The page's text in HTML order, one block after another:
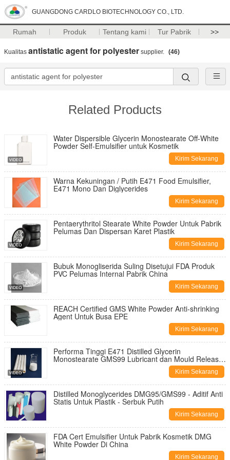
GUANGDONG CARDLO BIOTECHNOLOGY CO., LTD.
Rumah Produk Tentang kami Tur Pabrik >>
Kualitas antistatic agent for polyester supplier. (46)
Related Products
Water Dispersible Glycerin Monostearate Off-White
Powder Self-Emulsifier untuk Kosmetik
Kirim Sekarang
Warna Kekuningan / Putih E471 Food Emulsifier,
E471 Mono Dan Diglycerides
Kirim Sekarang
Pentaerythritol Stearate White Powder Untuk Pabrik
Pelumas Dan Dispersan Karet Plastik
Kirim Sekarang
Bubuk Monogliserida Suling Disetujui FDA Produk
PVC Pelumas Internal Pabrik China
Kirim Sekarang
REACH Certified GMS White Powder Anti-shrinking
Agent Untuk Busa EPE
Kirim Sekarang
Performa Tinggi E471 Distilled Glycerin
Monostearate GMS99 Lubricant dan Mould Release
Kirim Sekarang
Distilled Monoglycerides DMG95/GMS99 - Aditif Anti
Statis Untuk Plastik - Serbuk Putih
Kirim Sekarang
FDA Cert Emulsifier Untuk Pabrik Kosmetik DMG
White Powder Di China
Kirim Sekarang